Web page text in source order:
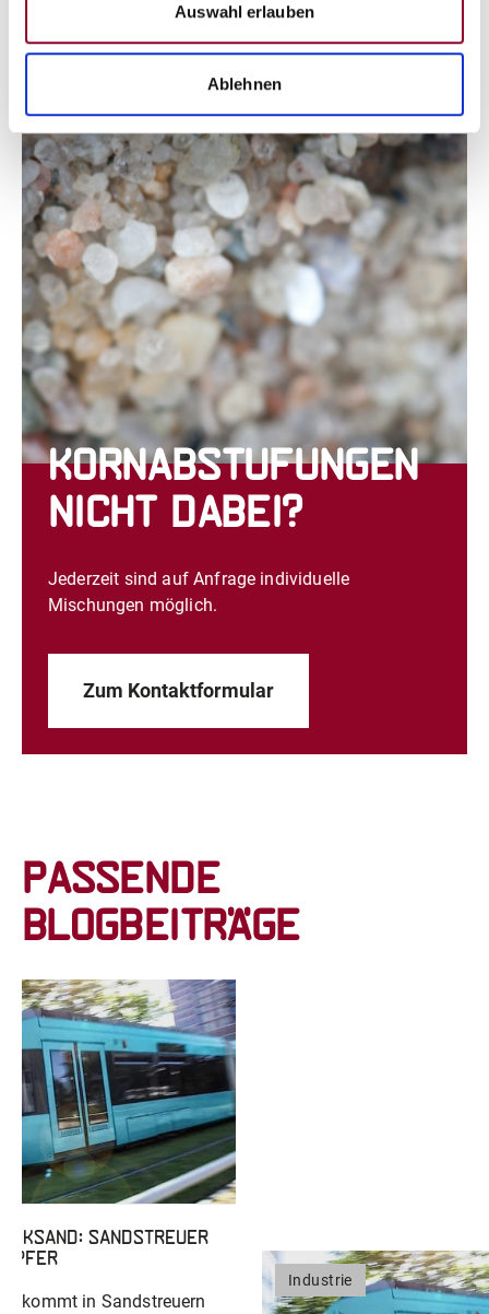
Auswahl erlauben
Ablehnen
Kornabstufungen
nicht dabei?
Jederzeit sind auf Anfrage individuelle
Mischungen möglich.
Zum Kontaktformular
Passende
Blogbeiträge
Sandstreuer
kommt in Sandstreuern
Industrie